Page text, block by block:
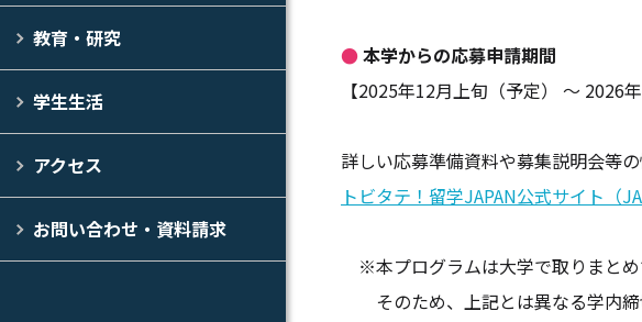
教育・研究
学生生活
アクセス
お問い合わせ・資料請求
●本学からの応募申請期間
【2025年12月上旬（予定） ～ 2026
詳しい応募準備資料や募集説明会等
トビタテ！留学JAPAN公式サイト（
※本プログラムは大学で取りまとめ
そのため、上記とは異なる学内締